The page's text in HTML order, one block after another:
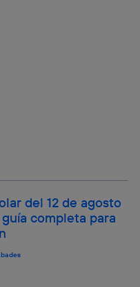
del 12 de agosto
completa para